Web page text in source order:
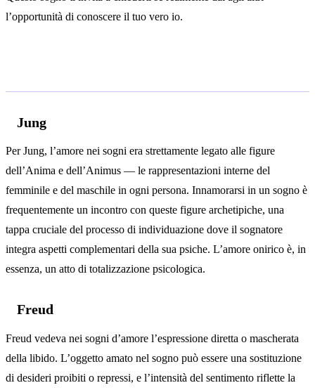
l’opportunità di conoscere il tuo vero io.
Jung
Per Jung, l’amore nei sogni era strettamente legato alle figure
dell’Anima e dell’Animus — le rappresentazioni interne del
femminile e del maschile in ogni persona. Innamorarsi in un sogno è
frequentemente un incontro con queste figure archetipiche, una
tappa cruciale del processo di individuazione dove il sognatore
integra aspetti complementari della sua psiche. L’amore onirico è, in
essenza, un atto di totalizzazione psicologica.
Freud
Freud vedeva nei sogni d’amore l’espressione diretta o mascherata
della libido. L’oggetto amato nel sogno può essere una sostituzione
di desideri proibiti o repressi, e l’intensità del sentimento riflette la